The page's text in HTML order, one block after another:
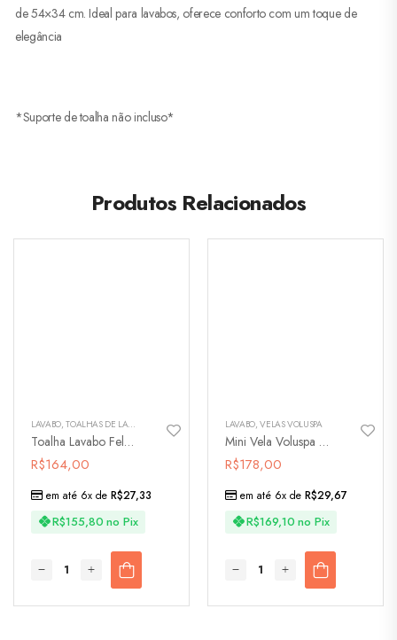
de 54×34 cm. Ideal para lavabos, oferece conforto com um toque de
elegância
*Suporte de toalha não incluso*
Produtos Relacionados
LAVABO,TOALHAS DE LAVABO
Toalha Lavabo Felpa Flores – 3405
R$164,00
R$155,80 no Pix
em até 6x de R$27,33
LAVABO,VELAS VOLUSPA
Mini Vela Voluspa Baltic Âmber
R$178,00
R$169,10 no Pix
em até 6x de R$29,67